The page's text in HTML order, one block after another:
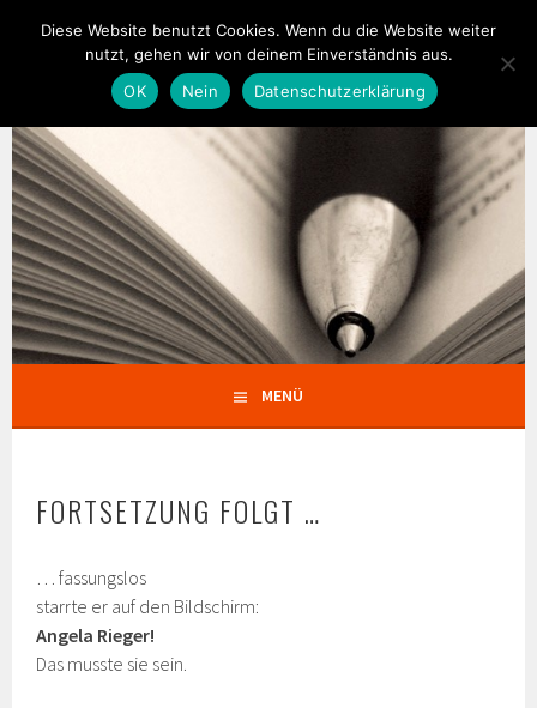
zum
TEXTPALAST
AGENTUR FÜR TEXT & KONZEPT
MENÜ
FORTSETZUNG FOLGT …
… fassungslos
starrte er auf den Bildschirm:
Angela Rieger!
Das musste sie sein.
Diese Website benutzt Cookies. Wenn du die Website weiter
nutzt, gehen wir von deinem Einverständnis aus.
OK
Nein Datenschutzerklärung